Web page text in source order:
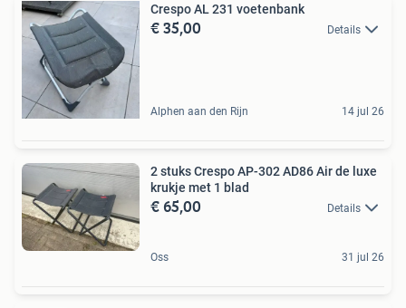
Crespo AL 231 voetenbank
€ 35,00 Details
Alphen aan den Rijn 14 jul 26
2 stuks Crespo AP-302 AD86 Air de luxe
krukje met 1 blad
€ 65,00 Details
Oss 31 jul 26